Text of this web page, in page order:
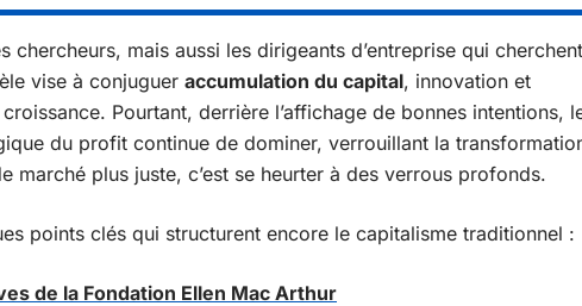
chercheurs, mais aussi les dirigeants d’entreprise qui
vise à conjuguer accumulation du capital, innovation et
Pourtant, derrière l’affichage de bonnes intentions,
du profit continue de dominer, verrouillant la
marché plus juste, c’est se heurter à des verrous profonds.
points clés qui structurent encore le capitalisme traditionnel :
de la Fondation Ellen Mac Arthur